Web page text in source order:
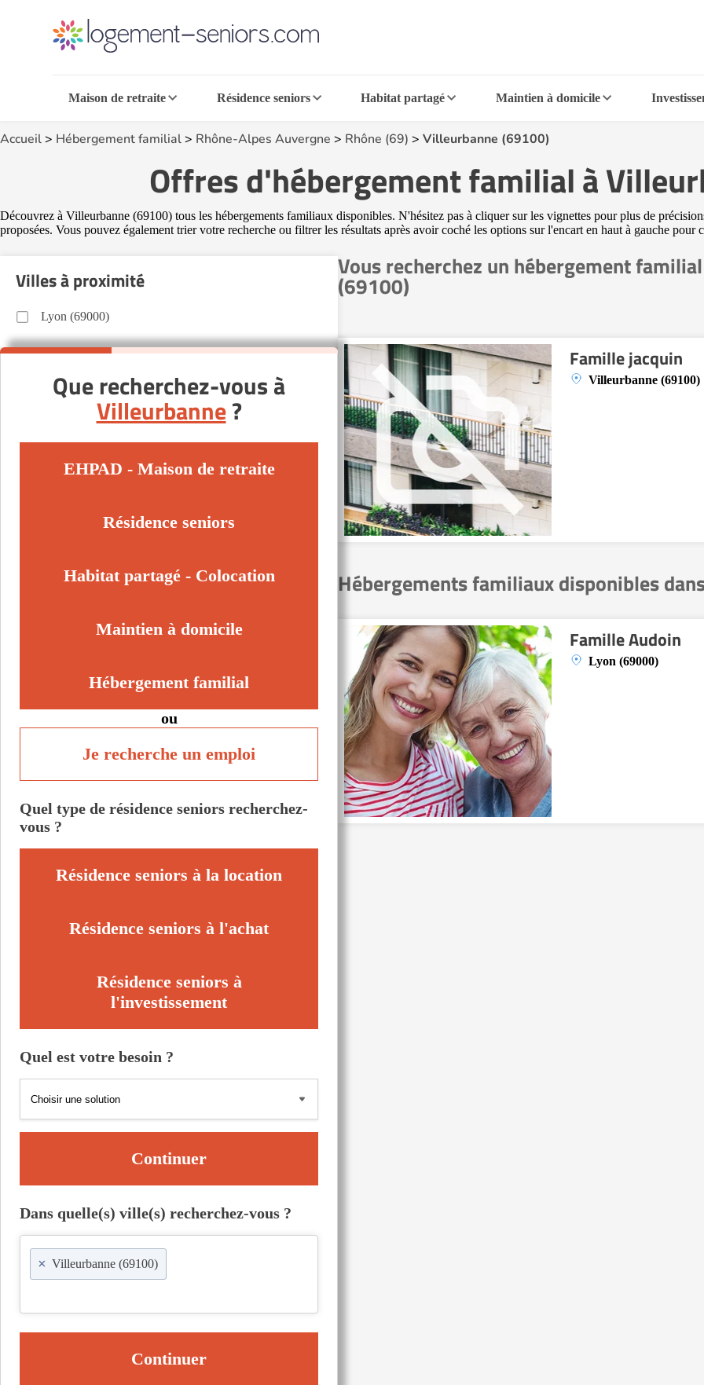
Maison de retraite Résidence seniors Habitat partagé Maintien à domicile
Accueil> Hébergement familial> Rhône-Alpes Auvergne > Rhône (69) > Villeurbanne (69100)
Offres d'hébergement familial à
Découvrez à Villeurbanne (69100) tous les hébergements familiaux disponibles. N'hésitez pas à cliquer sur les vignettes pour plus de
proposées. Vous pouvez également trier votre recherche ou filtrer les résultats après avoir coché les options sur l'encart en haut à gauche
Vous recherchez un hébergement
(69100)
Famille jacquin
Villeurbanne (69100)
Hébergements familiaux disponibles
Famille Audoin
Lyon (69000)
Villes à proximité
Lyon (69000)
Que recherchez-vous à
Villeurbanne?
EHPAD - Maison de retraite
Résidence seniors
Habitat partagé - Colocation
Maintien à domicile
Hébergement familial
ou
Je recherche un emploi
Quel type de résidence seniors recherchez-
vous ?
Résidence seniors à la location
Résidence seniors à l'achat
Résidence seniors à
l'investissement
Quel est votre besoin ?
Continuer
Dans quelle(s) ville(s) recherchez-vous ?
× Villeurbanne (69100)
Continuer